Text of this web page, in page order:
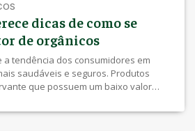
dicas de como se
de orgânicos
a tendência dos consumidores em
saudáveis e seguros. Produtos
que possuem um baixo valor
de orgânicos cresce em média 20%